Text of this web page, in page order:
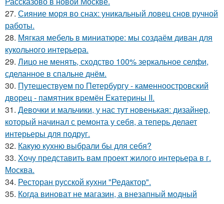
27. Сияние моря во снах: уникальный ловец снов ручной
работы.
28. Мягкая мебель в миниатюре: мы создаём диван для
кукольного интерьера.
29. Лицо не менять, сходство 100% зеркальное селфи,
сделанное в спальне днём.
30. Путешествуем по Петербургу - каменноостровский
дворец - памятник времён Екатерины II.
31. Девочки и мальчики, у нас тут новенькая: дизайнер,
который начинал с ремонта у себя, а теперь делает
интерьеры для подруг.
32. Какую кухню выбрали бы для себя?
33. Хочу представить вам проект жилого интерьера в г.
Москва.
34. Ресторан русской кухни "Редактор".
35. Когда виноват не магазин, а внезапный модный